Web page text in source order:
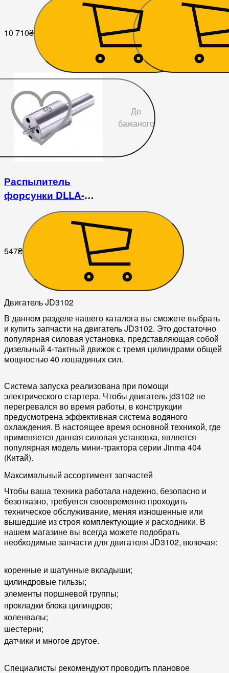
10 710₴ 383₴
До
бажаного
Распылитель
форсунки DLLA-
155S007 JD3102
547₴
Двигатель JD3102
В данном разделе нашего каталога вы сможете выбрать
и купить запчасти на двигатель JD3102. Это достаточно
популярная силовая установка, представляющая собой
дизельный 4-тактный движок с тремя цилиндрами общей
мощностью 40 лошадиных сил.
Система запуска реализована при помощи
электрического стартера. Чтобы двигатель jd3102 не
перегревался во время работы, в конструкции
предусмотрена эффективная система водяного
охлаждения. В настоящее время основной техникой, где
применяется данная силовая установка, является
популярная модель мини-трактора серии Jinma 404
(Китай).
Максимальный ассортимент запчастей
Чтобы ваша техника работала надежно, безопасно и
безотказно, требуется своевременно проходить
техническое обслуживание, меняя изношенные или
вышедшие из строя комплектующие и расходники. В
нашем магазине вы всегда можете подобрать
необходимые запчасти для двигателя JD3102, включая:
коренные и шатунные вкладыши;
цилиндровые гильзы;
элементы поршневой группы;
прокладки блока цилиндров;
коленвалы;
шестерни;
датчики и многое другое.
Специалисты рекомендуют проводить плановое